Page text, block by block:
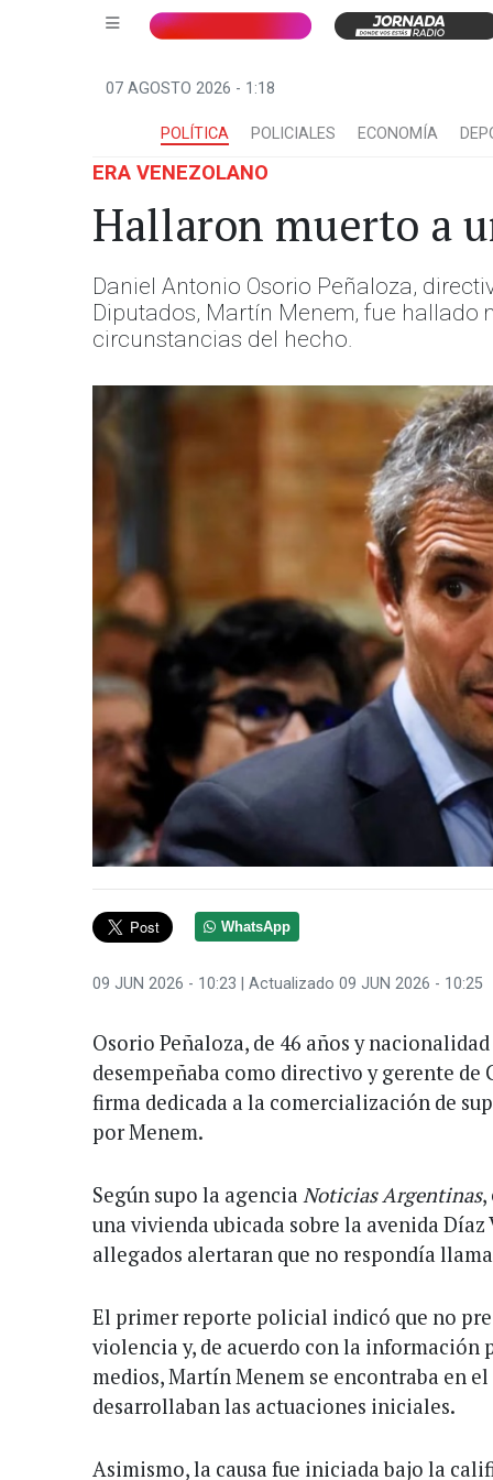
07 AGOSTO 2026 - 1:18
POLÍTICA POLICIALES ECONOMÍA
ERA VENEZOLANO
Hallaron muerto a
Daniel Antonio Osorio Peñaloza,
Diputados, Martín Menem, fue
circunstancias del hecho.
WhatsApp
09 JUN 2026 - 10:23 | Actualizado 09 JUN 2026 - 10:25
Osorio Peñaloza, de 46 años y
desempeñaba como directivo y gerente de
firma dedicada a la comercialización de
por Menem.
Según supo la agencia Noticias Argentinas,
una vivienda ubicada sobre la avenida Díaz
allegados alertaran que no respondía
El primer reporte policial indicó que no
violencia y, de acuerdo con la información
medios, Martín Menem se encontraba en
desarrollaban las actuaciones iniciales.
Asimismo, la causa fue iniciada bajo la